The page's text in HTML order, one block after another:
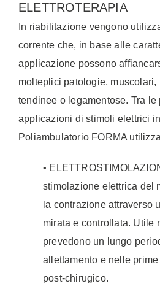
ELETTROTERAPIA
In riabilitazione vengono
corrente che, in base alle
applicazione possono
molteplici patologie, muscolari,
tendinee o legamentose. Tra le
applicazioni di stimoli elettrici
Poliambulatorio FORMA
•
stimolazione elettrica del
la contrazione attraverso
mirata e controllata. Utile
prevedono un lungo
allettamento e nelle
post-chirugico.